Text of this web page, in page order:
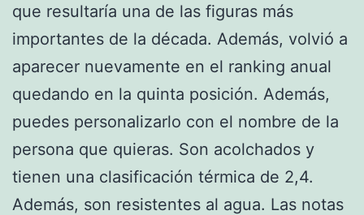
que resultaría una de las figuras más
importantes de la década. Además, volvió a
aparecer nuevamente en el ranking anual
quedando en la quinta posición. Además,
puedes personalizarlo con el nombre de la
persona que quieras. Son acolchados y
tienen una clasificación térmica de 2,4.
Además, son resistentes al agua. Las notas